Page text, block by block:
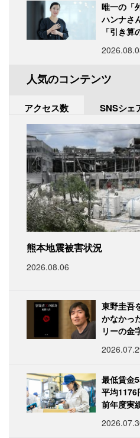
唯一の「
ハンナさ
「引き算
人気のコンテンツ
アクセス数 SNSシェ
熊本地震被害状況
2026.08.06
東野圭吾
かなかっ
リーの金
最低賃金
平均
前年度実